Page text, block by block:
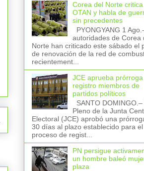
Corea del Norte critica
OTAN y habla de
sin precedentes
PYONGYANG 1
autoridades de Corea
Norte han criticado este sábado el
de renovación de la red de
recientement...
JCE aprueba prórroga
registro miembros de
partidos políticos
SANTO DOMINGO.–
Pleno de la Junta
Electoral (JCE) aprobó una
30 días al plazo establecido para el
proceso de regist...
PN persigue
un hombre baleó
plaza